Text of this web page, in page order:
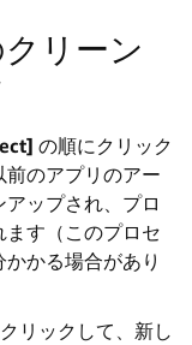
リーン
の順にクリック
前のアプリのアー
ップされ、プロ
ます（このプロセ
かる場合があり
リックして、新し